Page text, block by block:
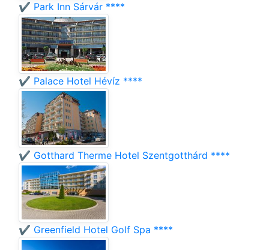
✔️ Park Inn Sárvár ****
✔️ Palace Hotel Hévíz ****
✔️ Gotthard Therme Hotel Szentgotthárd ****
✔️ Greenfield Hotel Golf Spa ****